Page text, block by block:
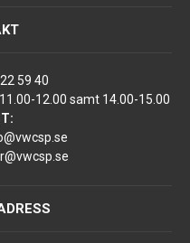
59 40
12.00 samt 14.00-15.00